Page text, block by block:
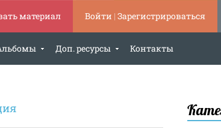
Войти | Зарегистрироваться
материал
Доп. ресурсы Контакты